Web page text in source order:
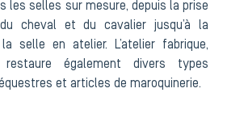
les selles sur mesure, depuis la prise
cheval et du cavalier jusqu’à la
selle en atelier. L’atelier fabrique,
également divers types
et articles de maroquinerie.